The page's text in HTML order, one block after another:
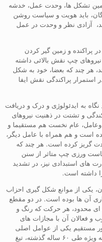
تشکل ها، وحدت عمل، خدشه
باید هویت و سیاست روشن
آزادی نظر و وحدت در عمل
پراکنده و زمین گیر کردن
چپ نقش بالائی داشته
هر چند که بعضا، خود به شکل
استمرار پراکندگی نقش ایفا
به ایدئولوژی و درک و دریافت
و تشتت در ذهنیت نیروهای
عام نخست هم مستقیما و
است و هم همراه با عامل دیگر،
گریز کرده است. هر چند که
ورزی چپ متاثر از سنن
های استبدادی نیز، در تشدید
داشته است.
یکی از موانع شکل گیری احزاب
آن ها بوده است. در دو مقطع
محدود، هر حرکت که رنگ و
فعالان آن با مجازات های
مستقیم یکی از عوامل اصلی
تلاشی و پراکندگی نیروهای چپ بوده است. به ویژه طی ۶۰ ساله گذشته، تیغ